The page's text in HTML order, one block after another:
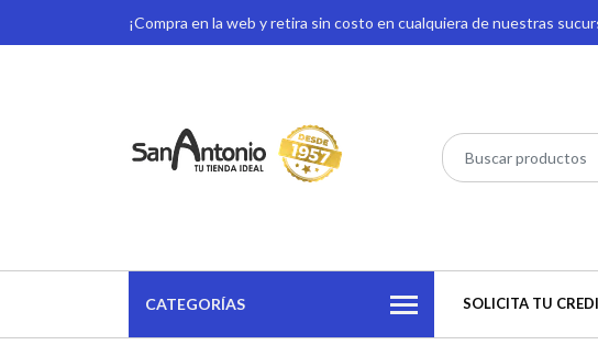
¡Compra en la web y retira sin costo en cualquiera de nuestras
CATEGORÍAS SOLICITA TU